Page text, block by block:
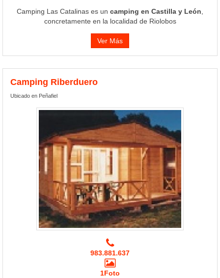
Camping Las Catalinas es un camping en Castilla y León
concretamente en la localidad de Riolobos
Ver Más
Camping Riberduero
Ubicado en Peñafiel
983.881.637
1Foto